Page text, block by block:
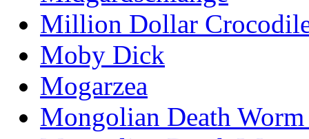
Million Dollar
Moby Dick
Mogarzea
Mongolian Death